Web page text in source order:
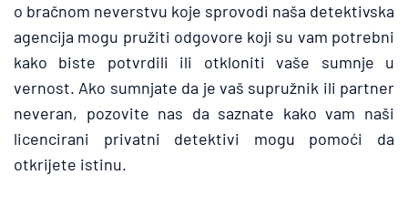
o bračnom neverstvu koje sprovodi naša detektivska
agencija mogu pružiti odgovore koji su vam potrebni
kako biste potvrdili ili otkloniti vaše sumnje u
vernost. Ako sumnjate da je vaš supružnik ili partner
neveran, pozovite nas da saznate kako vam naši
licencirani privatni detektivi mogu pomoći da
otkrijete istinu.